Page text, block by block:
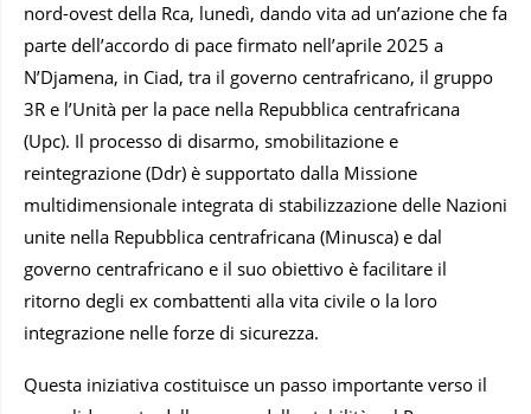
nord-ovest della Rca, lunedì, dando vita ad un’azione che fa
parte dell’accordo di pace firmato nell’aprile 2025 a
N’Djamena, in Ciad, tra il governo centrafricano, il gruppo
3R e l’Unità per la pace nella Repubblica centrafricana
(Upc). Il processo di disarmo, smobilitazione e
reintegrazione (Ddr) è supportato dalla Missione
multidimensionale integrata di stabilizzazione delle Nazioni
unite nella Repubblica centrafricana (Minusca) e dal
governo centrafricano e il suo obiettivo è facilitare il
ritorno degli ex combattenti alla vita civile o la loro
integrazione nelle forze di sicurezza.
Questa iniziativa costituisce un passo importante verso il